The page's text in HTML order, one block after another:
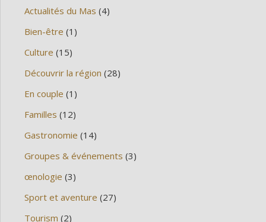
Actualités du Mas (4)
Bien-être (1)
Culture (15)
Découvrir la région (28)
En couple (1)
Familles (12)
Gastronomie (14)
Groupes & événements (3)
œnologie (3)
Sport et aventure (27)
Tourism (2)